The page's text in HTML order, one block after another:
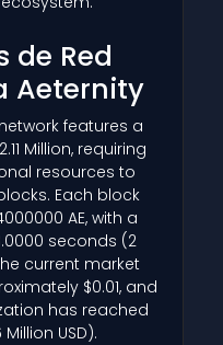
de Red
Aeternity
features a
Million, requiring
resources to
Each block
AE, with a
seconds (2
current market
$0.01, and
has reached
USD).